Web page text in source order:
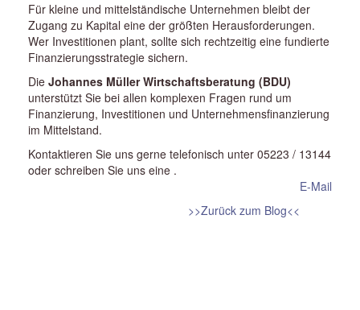
Für kleine und mittelständische Unternehmen bleibt der
Zugang zu Kapital eine der größten Herausforderungen.
Wer Investitionen plant, sollte sich rechtzeitig eine fundierte
Finanzierungsstrategie sichern.
Die Johannes Müller Wirtschaftsberatung (BDU)
unterstützt Sie bei allen komplexen Fragen rund um
Finanzierung, Investitionen und Unternehmensfinanzierung
im Mittelstand.
Kontaktieren Sie uns gerne telefonisch unter 05223 / 13144
oder schreiben Sie uns eine
E-Mail
.
>>Zurück zum Blog<<